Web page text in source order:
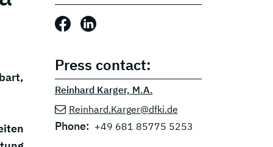
Share this post: Facebook
Share this post: LinkedIn
Press contact:
Reinhard Karger, M.A.
Reinhard.Karger@dfki.de
Phone: +49 681 85775 5253